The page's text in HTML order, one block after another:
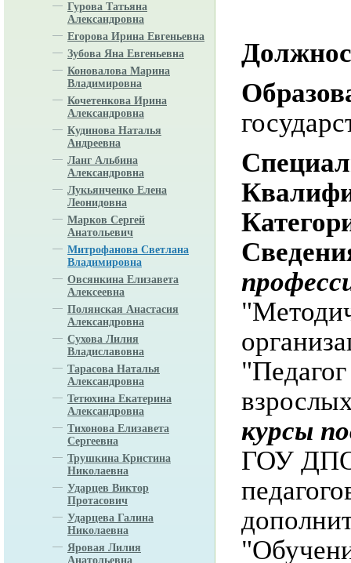
Гурова Татьяна
Александровна
Егорова Ирина Евгеньевна
Зубова Яна Евгеньевна
Коновалова Марина
Владимировна
Кочетенкова Ирина
Александровна
Кудинова Наталья
Андреевна
Ланг Альбина
Александровна
Лукьянченко Елена
Леонидовна
Марков Сергей
Анатольевич
Митрофанова Светлана
Владимировна
Овсянкина Елизавета
Алексеевна
Полянская Анастасия
Александровна
Сухова Лилия
Владиславовна
Тарасова Наталья
Александровна
Тетюхина Екатерина
Александровна
Тихонова Елизавета
Сергеевна
Трушкина Кристина
Николаевна
Ударцев Виктор
Протасович
Ударцева Галина
Николаевна
Яровая Лилия
Анатольевна
курсы
ГОУ